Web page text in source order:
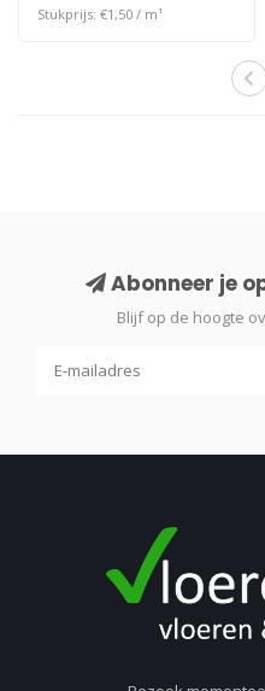
Stukprijs: €1,50 / m¹
Abonneer je
Blijf op de hoogte